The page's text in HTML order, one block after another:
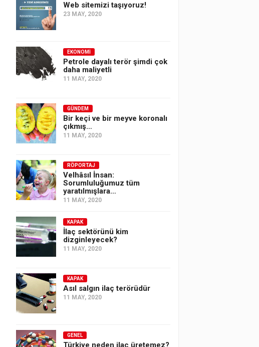
Web sitemizi taşıyoruz!
23 MAY, 2020
EKONOMI
Petrole dayalı terör şimdi çok
daha maliyetli
11 MAY, 2020
GÜNDEM
Bir keçi ve bir meyve koronalı
çıkmış…
11 MAY, 2020
RÖPORTAJ
Velhâsıl İnsan:
Sorumluluğumuz tüm
yaratılmışlara…
11 MAY, 2020
KAPAK
İlaç sektörünü kim
dizginleyecek?
11 MAY, 2020
KAPAK
Asıl salgın ilaç terörüdür
11 MAY, 2020
GENEL
Türkiye neden ilaç üretemez?